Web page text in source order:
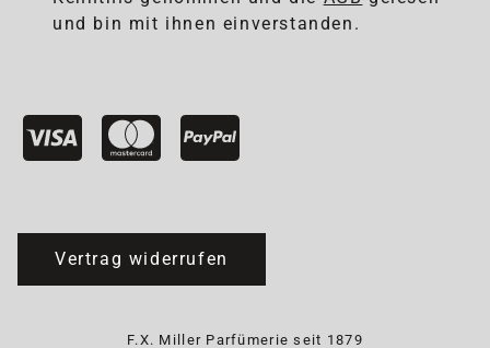
und bin mit ihnen einverstanden.
Vertrag widerrufen
F.X. Miller Parfümerie seit 1879